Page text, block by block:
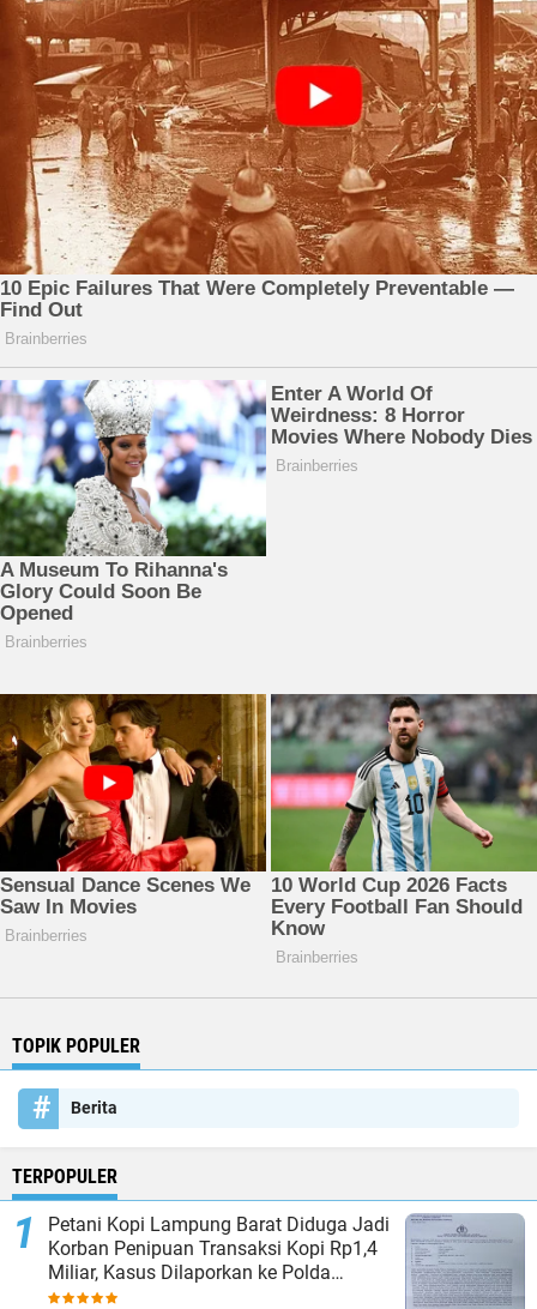
TOPIK POPULER
Berita
TERPOPULER
Petani Kopi Lampung Barat Diduga Jadi
Korban Penipuan Transaksi Kopi Rp1,4
Miliar, Kasus Dilaporkan ke Polda
Lampung